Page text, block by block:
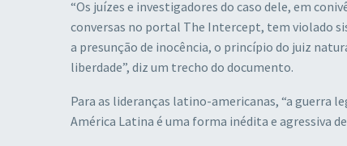
“Os juízes e investigadores do caso dele, em
conversas no portal The Intercept, tem violado
a presunção de inocência, o princípio do juiz
liberdade”, diz um trecho do documento.
Para as lideranças latino-americanas, “a guerra
América Latina é uma forma inédita e agressiva